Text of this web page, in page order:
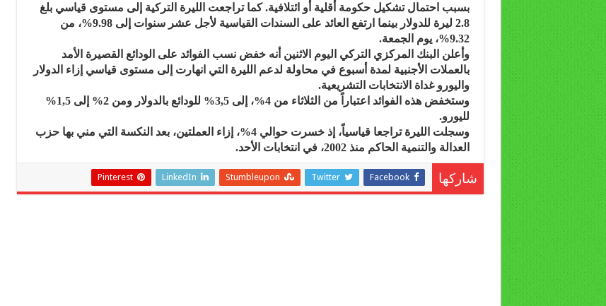
بسبب احتمال تشكيل حكومة أقلية أو ائتلافية. كما تراجعت الليرة التركية إلى مستوى قياسي بلغ
2.8 ليرة للدولار بينما ارتفع العائد على السندات القياسية لأجل عشر سنوات إلى 9.98%، من
9.32%، يوم الجمعة.
وأعلن البنك المركزي التركي اليوم الاثنين أنه خفض نسب الفوائد على الودائع القصيرة الأمد
بالعملات الأجنبية لمدة أسبوع في محاولة لدعم الليرة التي انهارت إلى مستوى قياسي إزاء الدولار
واليورو غداة الانتخابات التشريعية.
وستخفض هذه الفوائد اعتباراً من الثلاثاء من 4%، إلى 3,5% للودائع بالدولار ومن 2% إلى 1,5%
لليورو.
وسجلت الليرة تراجعا قياسياً، إذ خسرت حوالي 4%، إزاء العملتين، بعد النكسة التي مني بها حزب
العدالة والتنمية الحاكم منذ 2002، في انتخابات الأحد.
شاركها Facebook
Twitter
Stumbleupon
LinkedIn
Pinterest